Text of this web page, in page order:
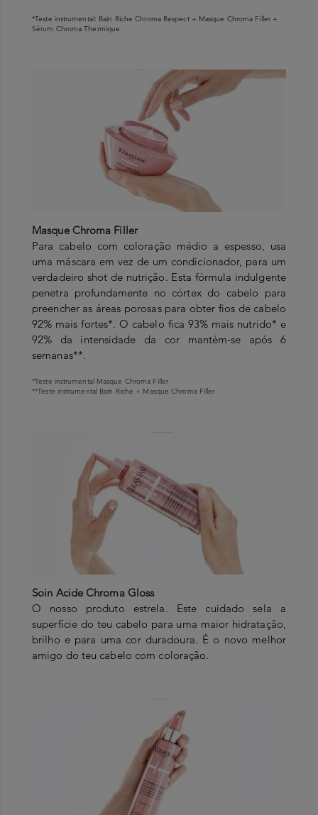
*Teste instrumental: Bain Riche Chroma Respect + Masque Chroma Filler +
Sérum Chroma Thermique
Masque Chroma Filler
Para cabelo com coloração médio a espesso, usa
uma máscara em vez de um condicionador, para um
verdadeiro shot de nutrição. Esta fórmula indulgente
penetra profundamente no córtex do cabelo para
preencher as áreas porosas para obter fios de cabelo
92% mais fortes*. O cabelo fica 93% mais nutrido* e
92% da intensidade da cor mantém-se após 6
semanas**.
*Teste instrumental Masque Chroma Filler
**Teste instrumental Bain Riche + Masque Chroma Filler
Soin Acide Chroma Gloss
O nosso produto estrela. Este cuidado sela a
superfície do teu cabelo para uma maior hidratação,
brilho e para uma cor duradoura. É o novo melhor
amigo do teu cabelo com coloração.